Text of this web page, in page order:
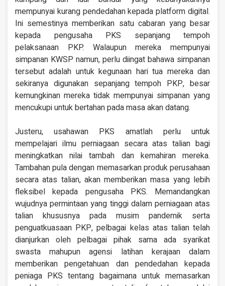
mempunyai kurang pendedahan kepada platform digital.
Ini semestinya memberikan satu cabaran yang besar
kepada pengusaha PKS sepanjang tempoh
pelaksanaan PKP. Walaupun mereka mempunyai
simpanan KWSP namun, perlu diingat bahawa simpanan
tersebut adalah untuk kegunaan hari tua mereka dan
sekiranya digunakan sepanjang tempoh PKP, besar
kemungkinan mereka tidak mempunyai simpanan yang
mencukupi untuk bertahan pada masa akan datang.
Justeru, usahawan PKS amatlah perlu untuk
mempelajari ilmu perniagaan secara atas talian bagi
meningkatkan nilai tambah dan kemahiran mereka.
Tambahan pula dengan memasarkan produk perusahaan
secara atas talian, akan memberikan masa yang lebih
fleksibel kepada pengusaha PKS. Memandangkan
wujudnya permintaan yang tinggi dalam perniagaan atas
talian khususnya pada musim pandemik serta
penguatkuasaan PKP, pelbagai kelas atas talian telah
dianjurkan oleh pelbagai pihak sama ada syarikat
swasta mahupun agensi latihan kerajaan dalam
memberikan pengetahuan dan pendedahan kepada
peniaga PKS tentang bagaimana untuk memasarkan